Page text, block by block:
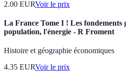
2.00 EURVoir le prix
La France Tome I ! Les fondements
population, l'énergie - R Froment
Histoire et géographie économiques
4.35 EURVoir le prix